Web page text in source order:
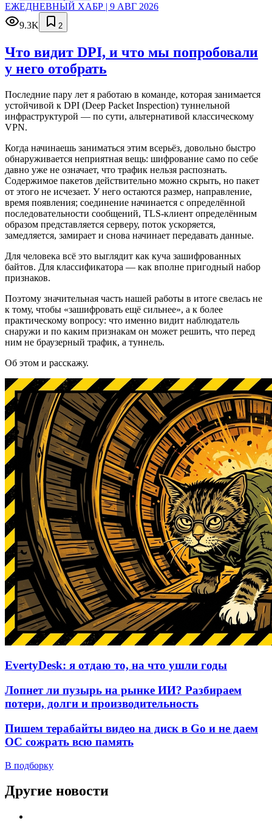
ЕЖЕДНЕВНЫЙ ХАБР | 9 АВГ 2026
9.3K
2
Что видит DPI, и что мы попробовали
у него отобрать
Последние пару лет я работаю в команде, которая занимается
устойчивой к DPI (Deep Packet Inspection) туннельной
инфраструктурой — по сути, альтернативой классическому
VPN.
Когда начинаешь заниматься этим всерьёз, довольно быстро
обнаруживается неприятная вещь: шифрование само по себе
давно уже не означает, что трафик нельзя распознать.
Содержимое пакетов действительно можно скрыть, но пакет
от этого не исчезает. У него остаются размер, направление,
время появления; соединение начинается с определённой
последовательности сообщений, TLS-клиент определённым
образом представляется серверу, поток ускоряется,
замедляется, замирает и снова начинает передавать данные.
Для человека всё это выглядит как куча зашифрованных
байтов. Для классификатора — как вполне пригодный набор
признаков.
Поэтому значительная часть нашей работы в итоге свелась не
к тому, чтобы «зашифровать ещё сильнее», а к более
практическому вопросу: что именно видит наблюдатель
снаружи и по каким признакам он может решить, что перед
ним не браузерный трафик, а туннель.
Об этом и расскажу.
EvertyDesk: я отдаю то, на что ушли годы
Лопнет ли пузырь на рынке ИИ? Разбираем
потери, долги и производительность
Пишем терабайты видео на диск в Go и не даем
ОС сожрать всю память
В подборку
Другие новости